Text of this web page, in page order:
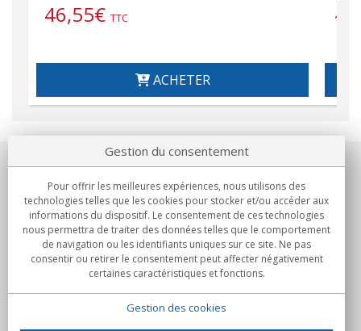
46,55€ TTC
ACHETER
Notre société
Engagements
Achats
Gestion du consentement
Pour offrir les meilleures expériences, nous utilisons des
technologies telles que les cookies pour stocker et/ou accéder aux
informations du dispositif. Le consentement de ces technologies
nous permettra de traiter des données telles que le comportement
de navigation ou les identifiants uniques sur ce site. Ne pas
consentir ou retirer le consentement peut affecter négativement
certaines caractéristiques et fonctions.
Gestion des cookies